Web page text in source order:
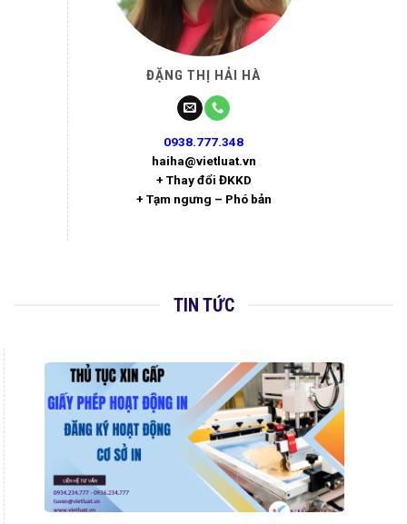
ĐẶNG THỊ HẢI HÀ
0938.777.348
haiha@vietluat.vn
+ Thay đổi ĐKKD
+ Tạm ngưng – Phó bản
TIN TỨC